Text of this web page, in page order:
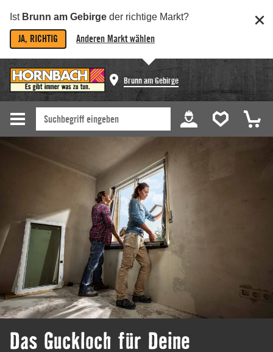
Ist Brunn am Gebirge der richtige Markt?
JA, RICHTIG Anderen Markt wählen
Brunn am Gebirge